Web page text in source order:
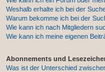
Weshalb erhalte ich bei der
Warum bekomme ich bei der
Wie kann ich nach Mitgliedern
Wie kann ich meine eigenen
Abonnements und
Was ist der Unterschied